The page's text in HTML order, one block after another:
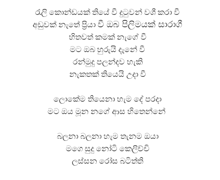
රැලි කොන්ඩයක් තියේ වී දුටුවන් වශී කරා වී
අඩුවක් නැතේ ප්‍රියා වී ඔබ පිලිමයක් සාරාගී
හිතවත් කමක් නැගේ වී
මට ඔබ හුරුයි දැනේ වී
රන්මුදු පලන්දව හැකි
නැකතක් තියෙයි උදා වී
ලොකේම තියෙනා හැම දේ පරදා
මට ඔය මූන නගේ ආස හිතෙන්නේ
බලනා බලනා හැම තැනම ඔයා
මගෙ සුදු නෝටි කෙලිච්චි
ලස්සන රෝස බටිත්ති